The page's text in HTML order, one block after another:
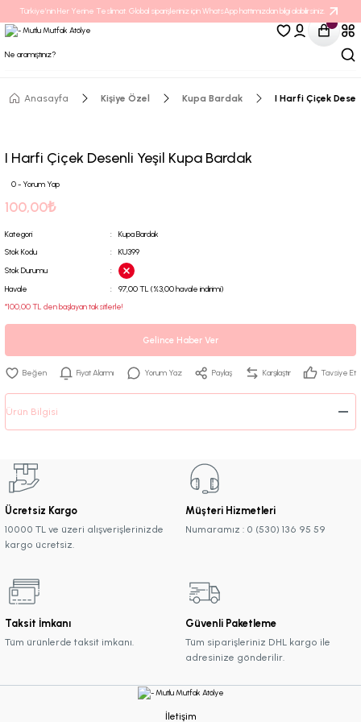
Türkiye’nin Her Yerine Teslimat. Global siparişleriniz için WhatsApp hattımızdan bilgi alabilirsiniz.
Anasayfa Kişiye Özel Kupa Bardak I Harfi Çiçek
I Harfi Çiçek Desenli Yeşil Kupa Bardak
0 - Yorum Yap
100,00₺
Kategori
Kupa Bardak
Stok Kodu
KU399
Stok Durumu
Havale
97,00 TL (%3,00 havale indirimi)
*100,00 TL den başlayan taksitlerle!
Gelince Haber Ver
Fiyat Alarmı Yorum Yaz Paylaş Karşılaştır Tavsiye Et
Ürün Bilgisi
Ücretsiz Kargo
10000 TL ve üzeri alışverişlerinizde
kargo ücretsiz.
Müşteri Hizmetleri
Numaramız : 0 (530) 136 95 59
Taksit İmkanı
Tüm ürünlerde taksit imkanı.
Güvenli Paketleme
Tüm siparişleriniz DHL kargo ile
adresinize gönderilir.
İletişim